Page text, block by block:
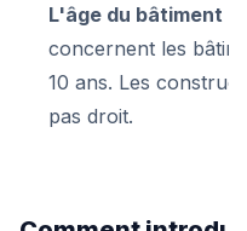
L'âge du bâtiment :
concernent les
10 ans. Les
pas droit.